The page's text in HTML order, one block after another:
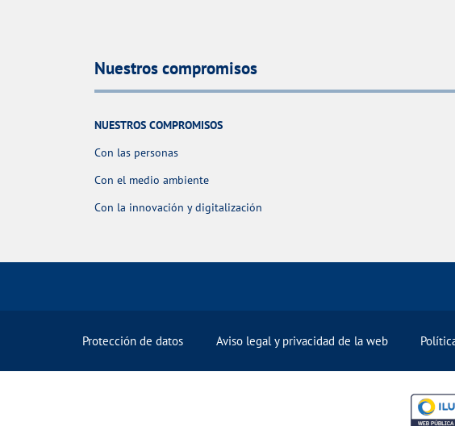
Nuestros compromisos
NUESTROS COMPROMISOS
Con las personas
Con el medio ambiente
Con la innovación y digitalización
Protección de datos Aviso legal y privacidad de la web